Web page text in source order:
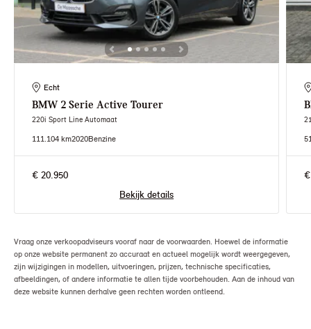
Echt
BMW 2 Serie Active Tourer
220i Sport Line Automaat
111.104 km2020Benzine
€ 20.950
Bekijk details
Vraag onze verkoopadviseurs vooraf naar de voorwaarden. Hoewel de informatie
op onze website permanent zo accuraat en actueel mogelijk wordt weergegeven,
zijn wijzigingen in modellen, uitvoeringen, prijzen, technische specificaties,
afbeeldingen, of andere informatie te allen tijde voorbehouden. Aan de inhoud van
deze website kunnen derhalve geen rechten worden ontleend.